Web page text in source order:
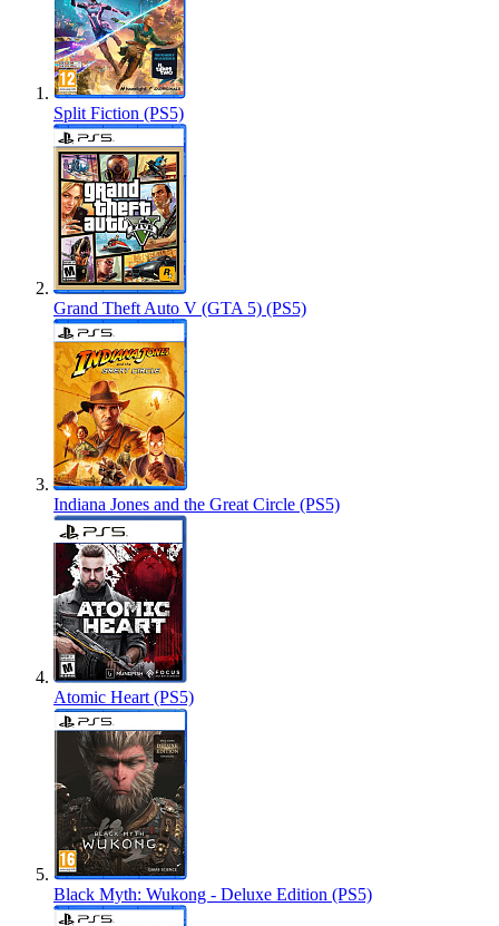
Split Fiction (PS5)
Grand Theft Auto V (GTA 5) (PS5)
Indiana Jones and the Great Circle (PS5)
Atomic Heart (PS5)
Black Myth: Wukong - Deluxe Edition (PS5)